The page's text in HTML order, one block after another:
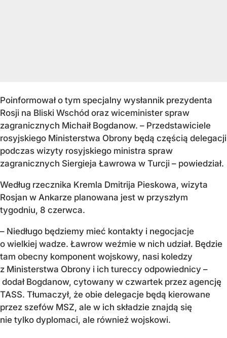
Poinformował o tym specjalny wysłannik prezydenta
Rosji na Bliski Wschód oraz wiceminister spraw
zagranicznych Michaił Bogdanow. – Przedstawiciele
rosyjskiego Ministerstwa Obrony będą częścią delegacji
podczas wizyty rosyjskiego ministra spraw
zagranicznych Siergieja Ławrowa w Turcji – powiedział.
Według rzecznika Kremla Dmitrija Pieskowa, wizyta
Rosjan w Ankarze planowana jest w przyszłym
tygodniu, 8 czerwca.
– Niedługo będziemy mieć kontakty i negocjacje
o wielkiej wadze. Ławrow weźmie w nich udział. Będzie
tam obecny komponent wojskowy, nasi koledzy
z Ministerstwa Obrony i ich tureccy odpowiednicy –
dodał Bogdanow, cytowany w czwartek przez agencję
TASS. Tłumaczył, że obie delegacje będą kierowane
przez szefów MSZ, ale w ich składzie znajdą się
nie tylko dyplomaci, ale również wojskowi.